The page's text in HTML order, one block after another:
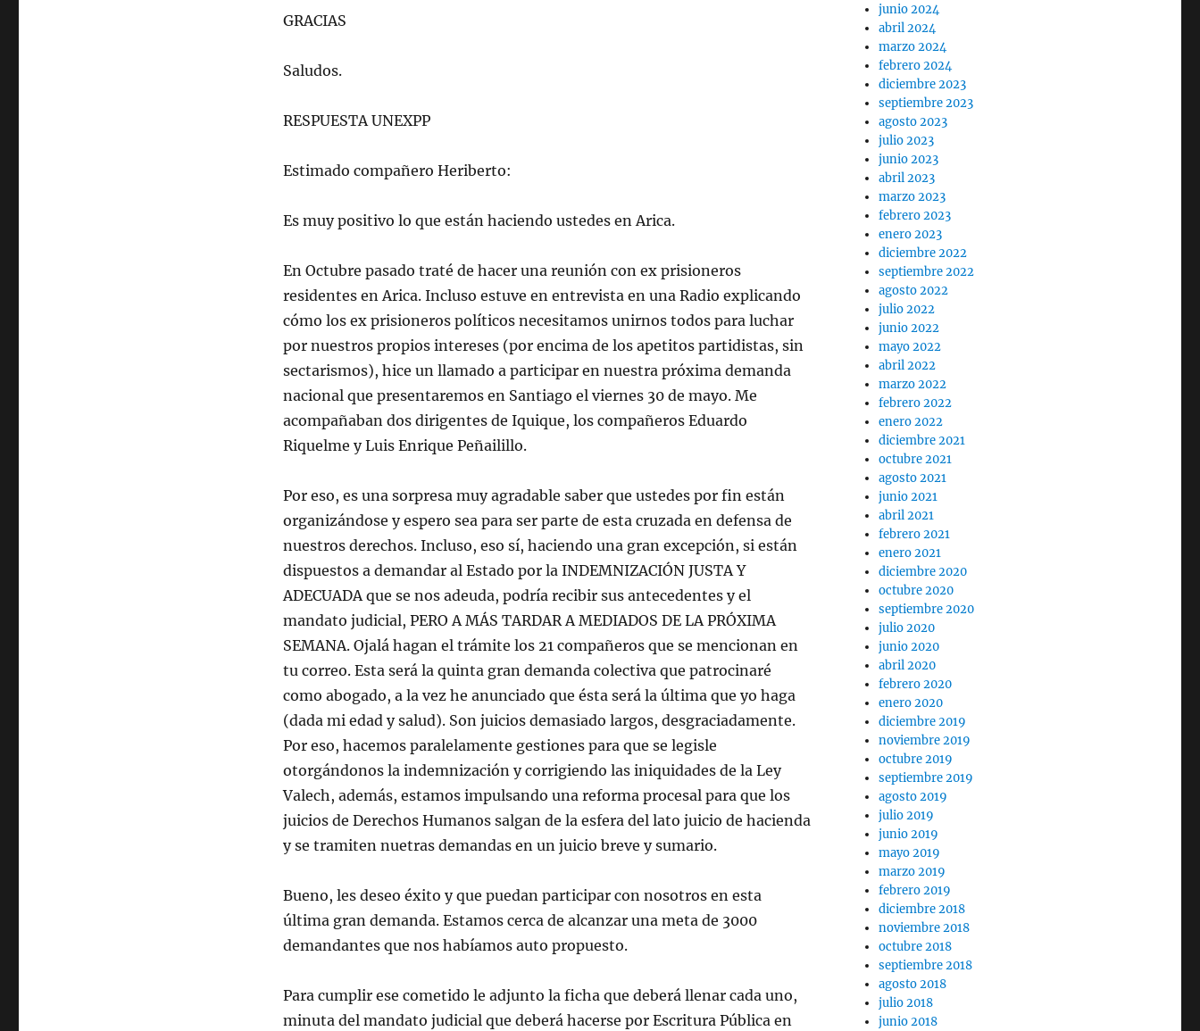
GRACIAS
Saludos.
RESPUESTA UNEXPP
Estimado compañero Heriberto:
Es muy positivo lo que están haciendo ustedes en Arica.
En Octubre pasado traté de hacer una reunión con ex prisioneros
residentes en Arica. Incluso estuve en entrevista en una Radio explicando
cómo los ex prisioneros políticos necesitamos unirnos todos para luchar
por nuestros propios intereses (por encima de los apetitos partidistas, sin
sectarismos), hice un llamado a participar en nuestra próxima demanda
nacional que presentaremos en Santiago el viernes 30 de mayo. Me
acompañaban dos dirigentes de Iquique, los compañeros Eduardo
Riquelme y Luis Enrique Peñailillo.
Por eso, es una sorpresa muy agradable saber que ustedes por fin están
organizándose y espero sea para ser parte de esta cruzada en defensa de
nuestros derechos. Incluso, eso sí, haciendo una gran excepción, si están
dispuestos a demandar al Estado por la INDEMNIZACIÓN JUSTA Y
ADECUADA que se nos adeuda, podría recibir sus antecedentes y el
mandato judicial, PERO A MÁS TARDAR A MEDIADOS DE LA PRÓXIMA
SEMANA. Ojalá hagan el trámite los 21 compañeros que se mencionan en
tu correo. Esta será la quinta gran demanda colectiva que patrocinaré
como abogado, a la vez he anunciado que ésta será la última que yo haga
(dada mi edad y salud). Son juicios demasiado largos, desgraciadamente.
Por eso, hacemos paralelamente gestiones para que se legisle
otorgándonos la indemnización y corrigiendo las iniquidades de la Ley
Valech, además, estamos impulsando una reforma procesal para que los
juicios de Derechos Humanos salgan de la esfera del lato juicio de hacienda
y se tramiten nuetras demandas en un juicio breve y sumario.
Bueno, les deseo éxito y que puedan participar con nosotros en esta
última gran demanda. Estamos cerca de alcanzar una meta de 3000
demandantes que nos habíamos auto propuesto.
Para cumplir ese cometido le adjunto la ficha que deberá llenar cada uno,
minuta del mandato judicial que deberá hacerse por Escritura Pública en
junio 2024
abril 2024
marzo 2024
febrero 2024
diciembre 2023
septiembre 2023
agosto 2023
julio 2023
junio 2023
abril 2023
marzo 2023
febrero 2023
enero 2023
diciembre 2022
septiembre 2022
agosto 2022
julio 2022
junio 2022
mayo 2022
abril 2022
marzo 2022
febrero 2022
enero 2022
diciembre 2021
octubre 2021
agosto 2021
junio 2021
abril 2021
febrero 2021
enero 2021
diciembre 2020
octubre 2020
septiembre 2020
julio 2020
junio 2020
abril 2020
febrero 2020
enero 2020
diciembre 2019
noviembre 2019
octubre 2019
septiembre 2019
agosto 2019
julio 2019
junio 2019
mayo 2019
marzo 2019
febrero 2019
diciembre 2018
noviembre 2018
octubre 2018
septiembre 2018
agosto 2018
julio 2018
junio 2018